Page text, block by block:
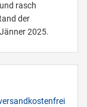
rasch
der
2025.